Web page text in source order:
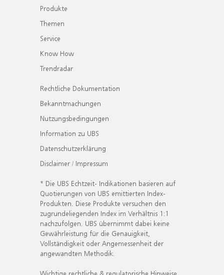
Produkte
Themen
Service
Know How
Trendradar
Rechtliche Dokumentation
Bekanntmachungen
Nutzungsbedingungen
Information zu UBS
Datenschutzerklärung
Disclaimer / Impressum
* Die UBS Echtzeit- Indikationen basieren auf
Quotierungen von UBS emittierten Index-
Produkten. Diese Produkte versuchen den
zugrundeliegenden Index im Verhältnis 1:1
nachzufolgen. UBS übernimmt dabei keine
Gewährleistung für die Genauigkeit,
Vollständigkeit oder Angemessenheit der
angewandten Methodik.